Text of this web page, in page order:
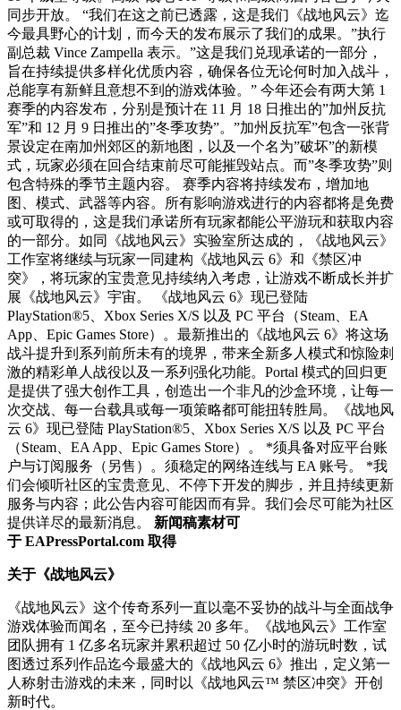
同步开放。 “我们在这之前已透露，这是我们《战地风云》迄
今最具野心的计划，而今天的发布展示了我们的成果。”执行
副总裁 Vince Zampella 表示。”这是我们兑现承诺的一部分，
旨在持续提供多样化优质内容，确保各位无论何时加入战斗，
总能享有新鲜且意想不到的游戏体验。” 今年还会有两大第 1
赛季的内容发布，分别是预计在 11 月 18 日推出的”加州反抗
军”和 12 月 9 日推出的”冬季攻势”。”加州反抗军”包含一张背
景设定在南加州郊区的新地图，以及一个名为”破坏”的新模
式，玩家必须在回合结束前尽可能摧毁站点。而”冬季攻势”则
包含特殊的季节主题内容。 赛季内容将持续发布，增加地
图、模式、武器等内容。所有影响游戏进行的内容都将是免费
或可取得的，这是我们承诺所有玩家都能公平游玩和获取内容
的一部分。如同《战地风云》实验室所达成的，《战地风云》
工作室将继续与玩家一同建构《战地风云 6》和《禁区冲
突》，将玩家的宝贵意见持续纳入考虑，让游戏不断成长并扩
展《战地风云》宇宙。 《战地风云 6》现已登陆
PlayStation®5、Xbox Series X/S 以及 PC 平台（Steam、EA
App、Epic Games Store）。最新推出的《战地风云 6》将这场
战斗提升到系列前所未有的境界，带来全新多人模式和惊险刺
激的精彩单人战役以及一系列强化功能。Portal 模式的回归更
是提供了强大创作工具，创造出一个非凡的沙盒环境，让每一
次交战、每一台载具或每一项策略都可能扭转胜局。《战地风
云 6》现已登陆 PlayStation®5、Xbox Series X/S 以及 PC 平台
（Steam、EA App、Epic Games Store）。 *须具备对应平台账
户与订阅服务（另售）。须稳定的网络连线与 EA 账号。 *我
们会倾听社区的宝贵意见、不停下开发的脚步，并且持续更新
服务与内容；此公告内容可能因而有异。我们会尽可能为社区
提供详尽的最新消息。 新闻稿素材可
于 EAPressPortal.com 取得
关于《战地风云》
《战地风云》这个传奇系列一直以毫不妥协的战斗与全面战争
游戏体验而闻名，至今已持续 20 多年。《战地风云》工作室
团队拥有 1 亿多名玩家并累积超过 50 亿小时的游玩时数，试
图透过系列作品迄今最盛大的《战地风云 6》推出，定义第一
人称射击游戏的未来，同时以《战地风云™ 禁区冲突》开创
新时代。